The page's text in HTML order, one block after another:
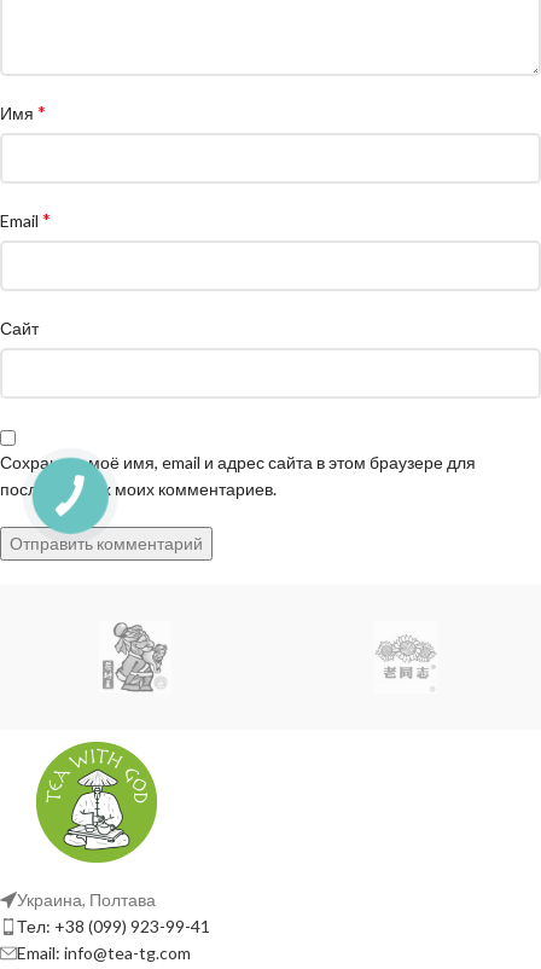
Имя *
Email *
Сайт
Сохранить моё имя, email и адрес сайта в этом браузере для
последующих моих комментариев.
Украина, Полтава
Тел: +38 (099) 923-99-41
Email: info@tea-tg.com